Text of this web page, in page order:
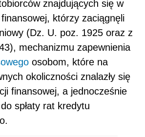
znajdujących się w
którzy zaciągnęli
(Dz. U. poz. 1925 oraz z
mechanizmu zapewnienia
osobom, które na
okoliczności znalazły się
finansowej, a jednocześnie
spłaty rat kredytu